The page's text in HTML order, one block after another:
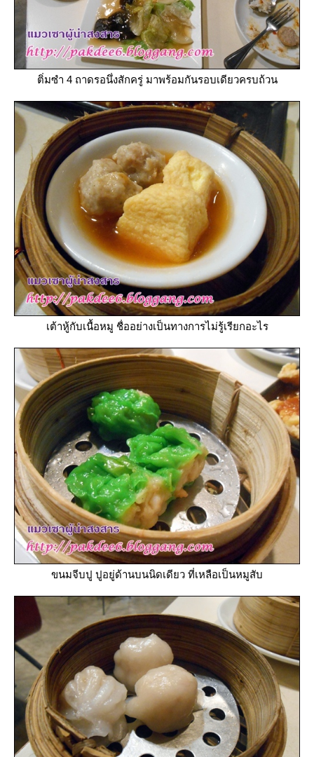
ติ่มซำ 4 ถาดรอนึ่งสักครู่ มาพร้อมกันรอบเดียวครบถ้วน
เต้าหู้กับเนื้อหมู ชื่ออย่างเป็นทางการไม่รู้เรียกอะไร
ขนมจีบปู ปูอยู่ด้านบนนิดเดียว ที่เหลือเป็นหมูสับ